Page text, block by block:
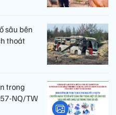
sâu bên
thoát
trong
NQ/TW